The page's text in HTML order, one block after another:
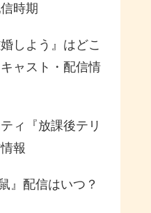
時期
しよう』はどこ
ャスト・配信情
ィ『放課後テリ
報
』配信はいつ？